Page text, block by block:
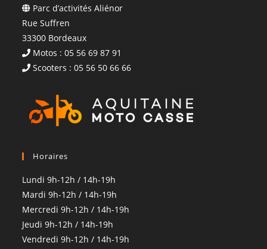
Parc d’activités Aliénor
Rue Suffren
33300 Bordeaux
Motos : 05 56 69 87 91
Scooters : 05 56 50 66 66
Horaires
Lundi 9h-12h / 14h-19h
Mardi 9h-12h / 14h-19h
Mercredi 9h-12h / 14h-19h
Jeudi 9h-12h / 14h-19h
Vendredi 9h-12h / 14h-19h